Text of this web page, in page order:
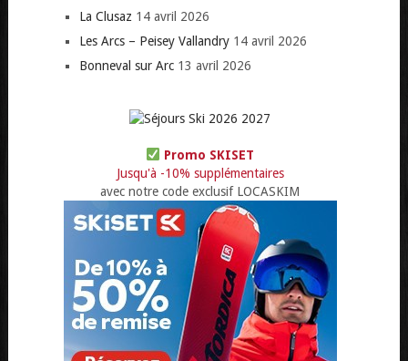
La Clusaz 14 avril 2026
Les Arcs – Peisey Vallandry 14 avril 2026
Bonneval sur Arc 13 avril 2026
Promo SKISET
Jusqu'à -10% supplémentaires
avec notre code exclusif LOCASKIM